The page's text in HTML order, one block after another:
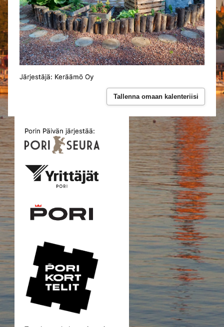
Järjestäjä: Keräämö Oy
Tallenna omaan kalenteriisi
Porin Päivän järjestää: